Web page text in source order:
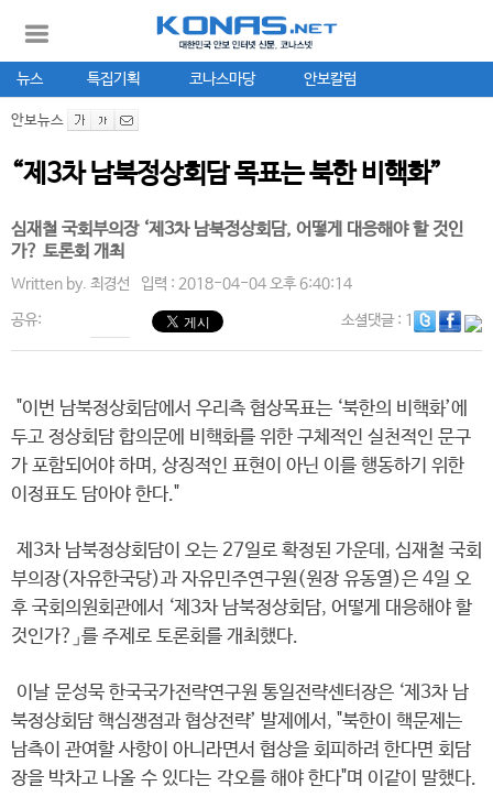
뉴스 특집기획 코나스마당 안보칼럼
안보뉴스
“제3차 남북정상회담 목표는 북한 비핵화”
심재철 국회부의장 ‘제3차 남북정상회담, 어떻게 대응해야 할 것인
가? 토론회 개최
Written by. 최경선 입력 : 2018-04-04 오후 6:40:14
공유: 소셜댓글: 1
"이번 남북정상회담에서 우리측 협상목표는 ‘북한의 비핵화’에
두고 정상회담 합의문에 비핵화를 위한 구체적인 실천적인 문구
가 포함되어야 하며, 상징적인 표현이 아닌 이를 행동하기 위한
이정표도 담아야 한다."
제3차 남북정상회담이 오는 27일로 확정된 가운데, 심재철 국회
부의장(자유한국당)과 자유민주연구원(원장 유동열)은 4일 오
후 국회의원회관에서 ‘제3차 남북정상회담, 어떻게 대응해야 할
것인가?」를 주제로 토론회를 개최했다.
이날 문성묵 한국국가전략연구원 통일전략센터장은 ‘제3차 남
북정상회담 핵심쟁점과 협상전략’ 발제에서, "북한이 핵문제는
남측이 관여할 사항이 아니라면서 협상을 회피하려 한다면 회담
장을 박차고 나올 수 있다는 각오를 해야 한다"며 이같이 말했다.